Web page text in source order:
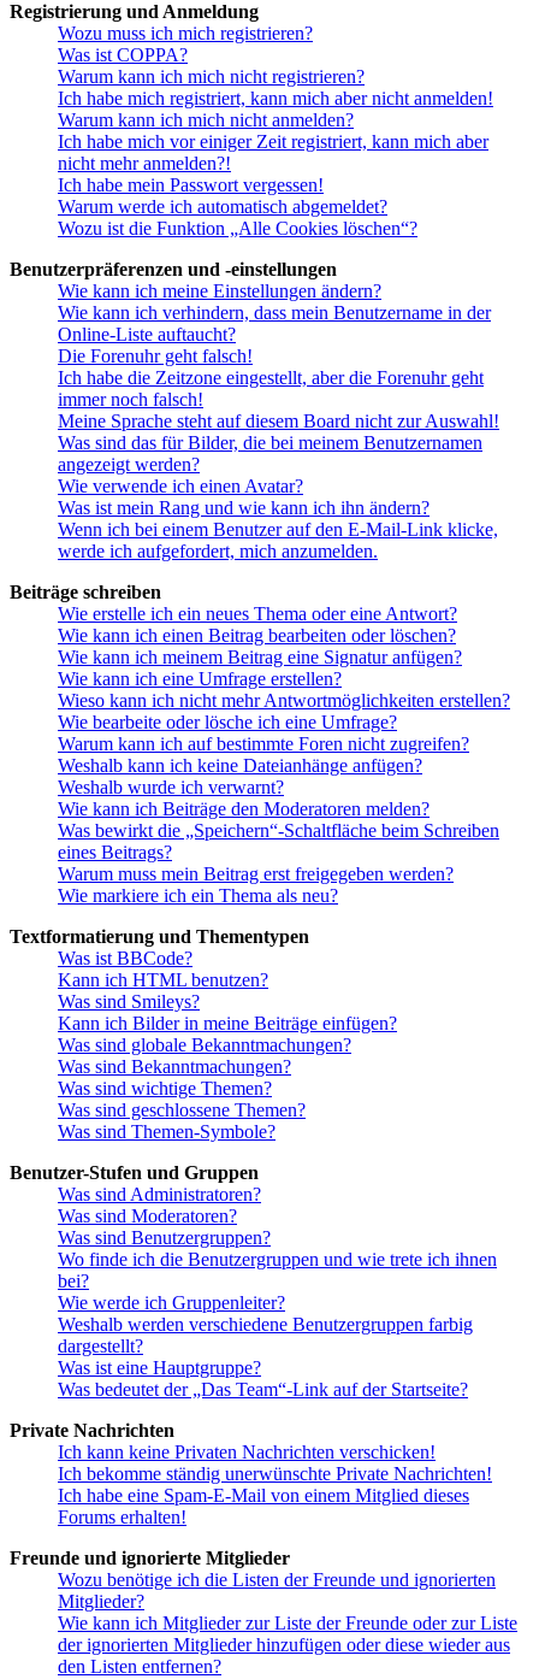
Registrierung und Anmeldung
Wozu muss ich mich registrieren?
Was ist COPPA?
Warum kann ich mich nicht registrieren?
Ich habe mich registriert, kann mich aber nicht anmelden!
Warum kann ich mich nicht anmelden?
Ich habe mich vor einiger Zeit registriert, kann mich aber
nicht mehr anmelden?!
Ich habe mein Passwort vergessen!
Warum werde ich automatisch abgemeldet?
Wozu ist die Funktion „Alle Cookies löschen“?
Benutzerpräferenzen und -einstellungen
Wie kann ich meine Einstellungen ändern?
Wie kann ich verhindern, dass mein Benutzername in der
Online-Liste auftaucht?
Die Forenuhr geht falsch!
Ich habe die Zeitzone eingestellt, aber die Forenuhr geht
immer noch falsch!
Meine Sprache steht auf diesem Board nicht zur Auswahl!
Was sind das für Bilder, die bei meinem Benutzernamen
angezeigt werden?
Wie verwende ich einen Avatar?
Was ist mein Rang und wie kann ich ihn ändern?
Wenn ich bei einem Benutzer auf den E-Mail-Link klicke,
werde ich aufgefordert, mich anzumelden.
Beiträge schreiben
Wie erstelle ich ein neues Thema oder eine Antwort?
Wie kann ich einen Beitrag bearbeiten oder löschen?
Wie kann ich meinem Beitrag eine Signatur anfügen?
Wie kann ich eine Umfrage erstellen?
Wieso kann ich nicht mehr Antwortmöglichkeiten erstellen?
Wie bearbeite oder lösche ich eine Umfrage?
Warum kann ich auf bestimmte Foren nicht zugreifen?
Weshalb kann ich keine Dateianhänge anfügen?
Weshalb wurde ich verwarnt?
Wie kann ich Beiträge den Moderatoren melden?
Was bewirkt die „Speichern“-Schaltfläche beim Schreiben
eines Beitrags?
Warum muss mein Beitrag erst freigegeben werden?
Wie markiere ich ein Thema als neu?
Textformatierung und Thementypen
Was ist BBCode?
Kann ich HTML benutzen?
Was sind Smileys?
Kann ich Bilder in meine Beiträge einfügen?
Was sind globale Bekanntmachungen?
Was sind Bekanntmachungen?
Was sind wichtige Themen?
Was sind geschlossene Themen?
Was sind Themen-Symbole?
Benutzer-Stufen und Gruppen
Was sind Administratoren?
Was sind Moderatoren?
Was sind Benutzergruppen?
Wo finde ich die Benutzergruppen und wie trete ich ihnen
bei?
Wie werde ich Gruppenleiter?
Weshalb werden verschiedene Benutzergruppen farbig
dargestellt?
Was ist eine Hauptgruppe?
Was bedeutet der „Das Team“-Link auf der Startseite?
Private Nachrichten
Ich kann keine Privaten Nachrichten verschicken!
Ich bekomme ständig unerwünschte Private Nachrichten!
Ich habe eine Spam-E-Mail von einem Mitglied dieses
Forums erhalten!
Freunde und ignorierte Mitglieder
Wozu benötige ich die Listen der Freunde und ignorierten
Mitglieder?
Wie kann ich Mitglieder zur Liste der Freunde oder zur Liste
der ignorierten Mitglieder hinzufügen oder diese wieder aus
den Listen entfernen?